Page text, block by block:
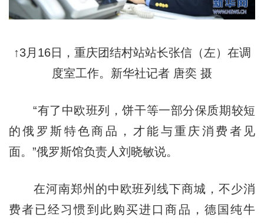
↑3月16日，重庆团结村站站长张信（左）在调
度室工作。新华社记者 唐奕 摄
“有了中欧班列，饼干等一部分保质期较短
的俄罗斯特色商品，才能与重庆消费者见
面。”俄罗斯馆负责人刘晓敏说。
在河南郑州的中欧班列线下商城，不少消
费者已经习惯到此购买进口商品，德国纯牛